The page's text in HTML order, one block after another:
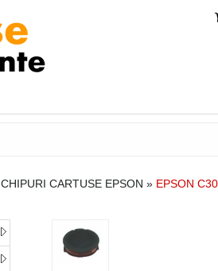
CHIPURI CARTUSE EPSON » EPSON